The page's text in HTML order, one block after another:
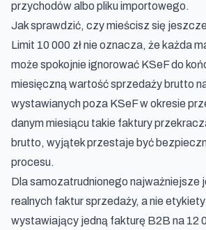
przychodów albo pliku importowego.
Jak sprawdzić, czy mieścisz się jeszcze
Limit 10 000 zł nie oznacza, że każda
może spokojnie ignorować KSeF do
miesięczną wartość sprzedaży brutto
wystawianych poza KSeF w okresie
danym miesiącu takie faktury
brutto, wyjątek przestaje być
procesu.
Dla samozatrudnionego najważniejsze
realnych faktur sprzedaży, a nie
wystawiający jedną fakturę B2B na 12